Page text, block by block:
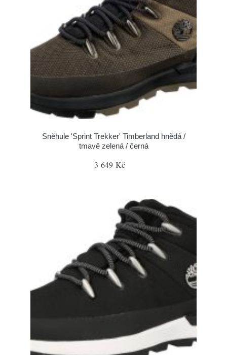
Sněhule 'Sprint Trekker' Timberland hnědá /
tmavě zelená / černá
3 649 Kč